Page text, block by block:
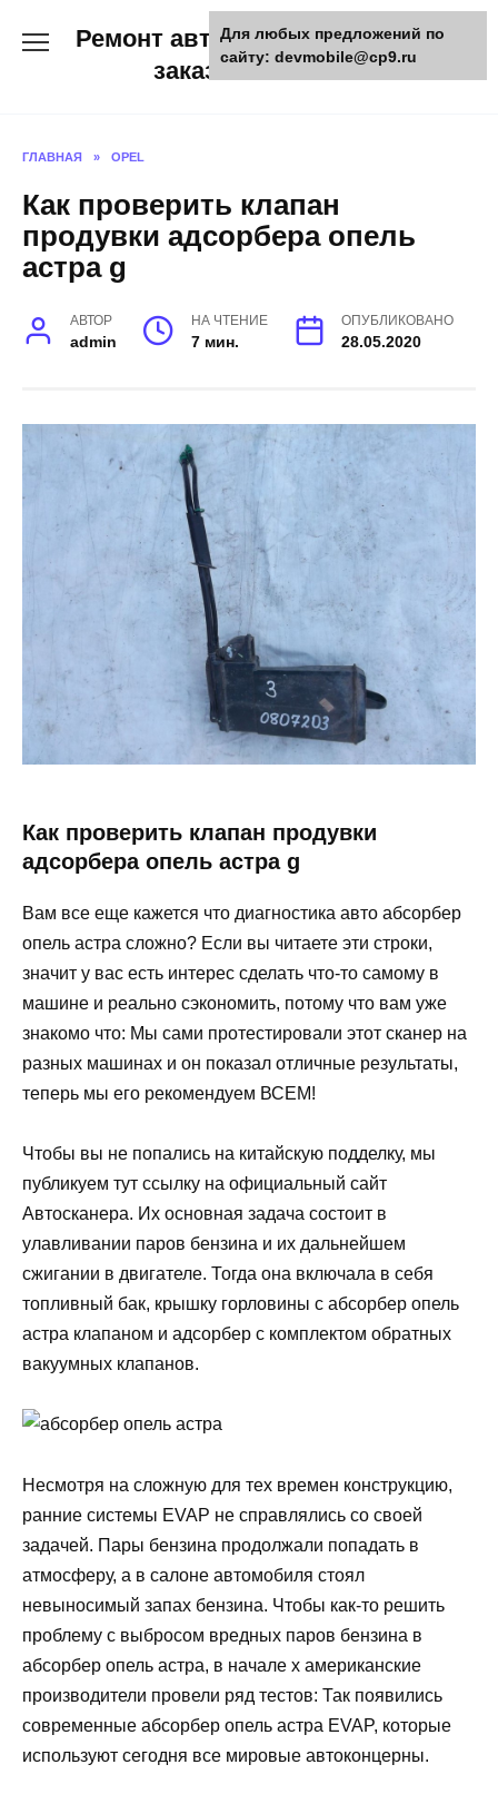
Ремонт авто и мото техники,
заказ запчастей
ГЛАВНАЯ » OPEL
Как проверить клапан
продувки адсорбера опель
астра g
АВТОР
admin
НА ЧТЕНИЕ
7 мин.
ОПУБЛИКОВАНО
28.05.2020
Как проверить клапан продувки
адсорбера опель астра g
Вам все еще кажется что диагностика авто абсорбер
опель астра сложно? Если вы читаете эти строки,
значит у вас есть интерес сделать что-то самому в
машине и реально сэкономить, потому что вам уже
знакомо что: Мы сами протестировали этот сканер на
разных машинах и он показал отличные результаты,
теперь мы его рекомендуем ВСЕМ!
Чтобы вы не попались на китайскую подделку, мы
публикуем тут ссылку на официальный сайт
Автосканера. Их основная задача состоит в
улавливании паров бензина и их дальнейшем
сжигании в двигателе. Тогда она включала в себя
топливный бак, крышку горловины с абсорбер опель
астра клапаном и адсорбер с комплектом обратных
вакуумных клапанов.
Несмотря на сложную для тех времен конструкцию,
ранние системы EVAP не справлялись со своей
задачей. Пары бензина продолжали попадать в
атмосферу, а в салоне автомобиля стоял
невыносимый запах бензина. Чтобы как-то решить
проблему с выбросом вредных паров бензина в
абсорбер опель астра, в начале х американские
производители провели ряд тестов: Так появились
современные абсорбер опель астра EVAP, которые
используют сегодня все мировые автоконцерны.
Для любых предложений по
сайту: devmobile@cp9.ru